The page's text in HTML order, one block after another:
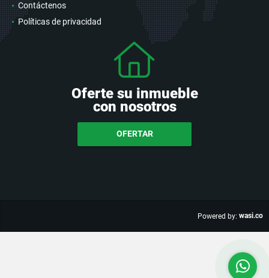
Contáctenos
Políticas de privacidad
Oferte su inmueble
con nosotros
OFERTAR
Powered by: wasi.co